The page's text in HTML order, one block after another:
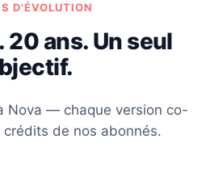
D'ÉVOLUTION
ans. Un seul
Nova — chaque version co-
de nos abonnés.